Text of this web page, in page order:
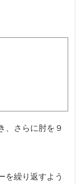
、さらに肘を９
を繰り返すよう